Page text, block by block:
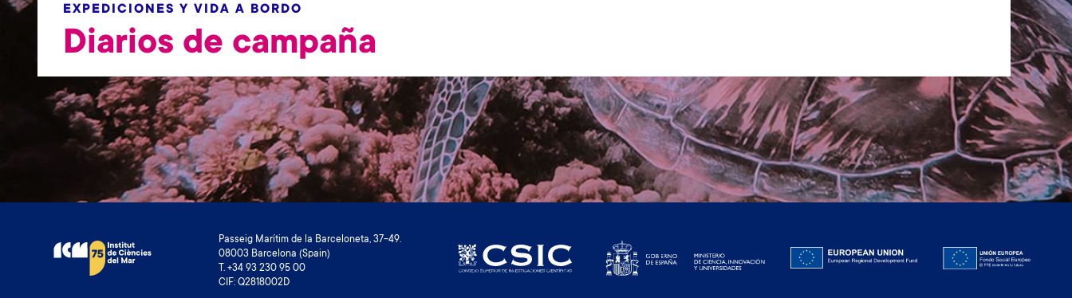
EXPEDICIONES Y VIDA A BORDO
Diarios de campaña
Passeig Marítim de la Barceloneta, 37-49.
08003 Barcelona (Spain)
T. +34 93 230 95 00
CIF: Q2818002D